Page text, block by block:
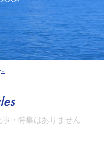
ニ
・特集はありません